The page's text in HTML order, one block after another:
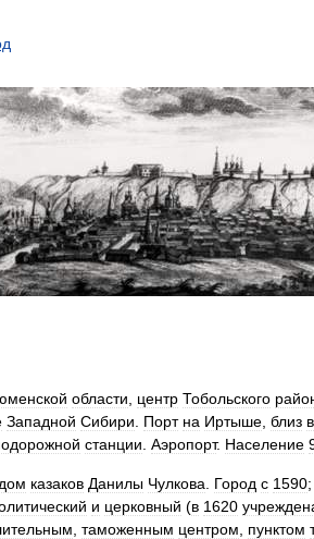
области центр Тобольского
Западной Сибири Порт на Иртыше близ
станции Аэропорт. Население
казаков Данилы Чулкова Город с 1590;
и церковный (в 1620
таможенным центром пунктом